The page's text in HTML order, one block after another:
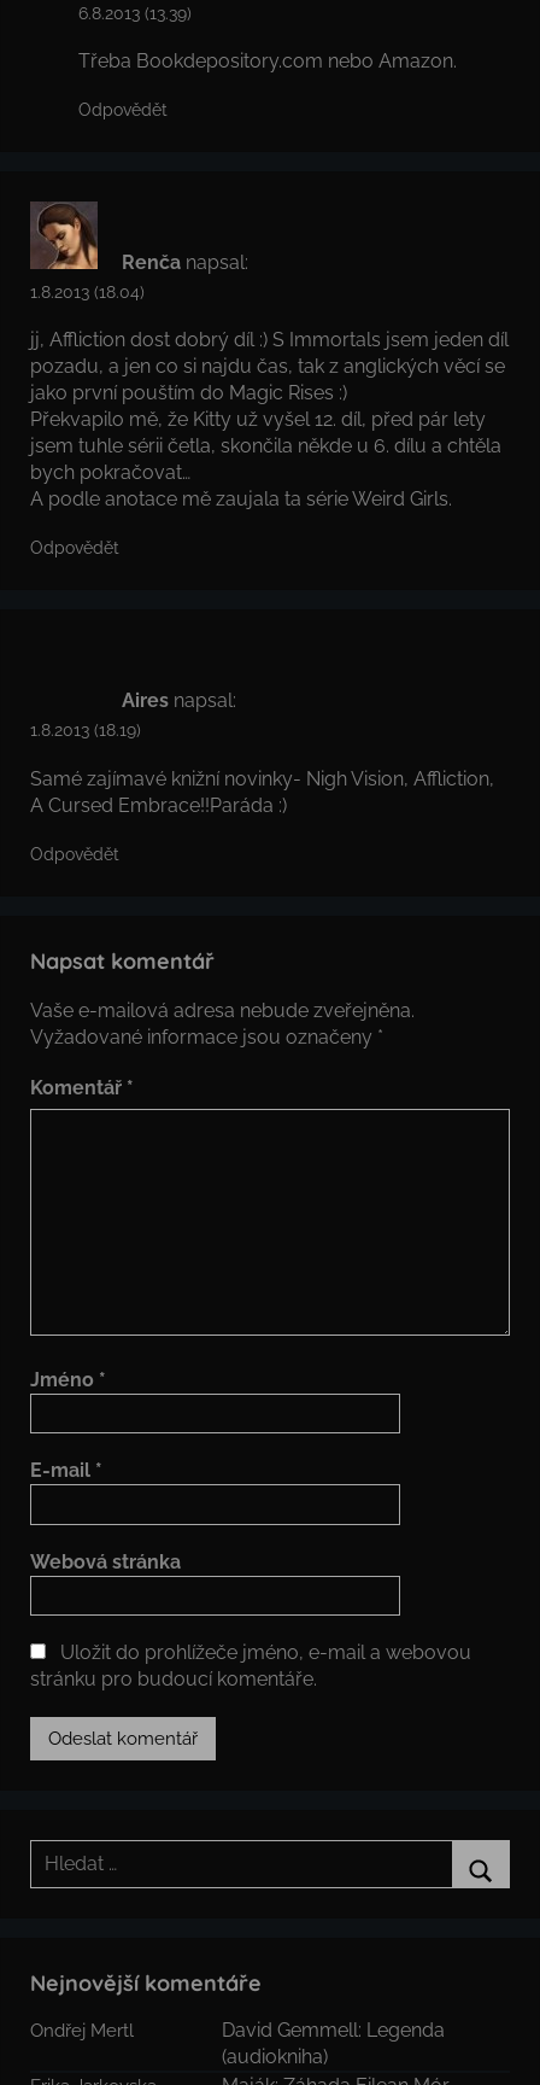
6.8.2013 (13.39)
Třeba Bookdepository.com nebo Amazon.
Odpovědět
Renča napsal:
1.8.2013 (18.04)
jj, Affliction dost dobrý díl :) S Immortals jsem jeden díl
pozadu, a jen co si najdu čas, tak z anglických věcí se
jako první pouštím do Magic Rises :)
Překvapilo mě, že Kitty už vyšel 12. díl, před pár lety
jsem tuhle sérii četla, skončila někde u 6. dílu a chtěla
bych pokračovat…
A podle anotace mě zaujala ta série Weird Girls.
Odpovědět
Aires napsal:
1.8.2013 (18.19)
Samé zajímavé knižní novinky- Nigh Vision, Affliction,
A Cursed Embrace!!Paráda :)
Odpovědět
Napsat komentář
Vaše e-mailová adresa nebude zveřejněna.
Vyžadované informace jsou označeny *
Komentář *
Jméno *
E-mail *
Webová stránka
Uložit do prohlížeče jméno, e-mail a webovou
stránku pro budoucí komentáře.
Hledat:
Nejnovější komentáře
Ondřej Mertl
David Gemmell: Legenda
(audiokniha)